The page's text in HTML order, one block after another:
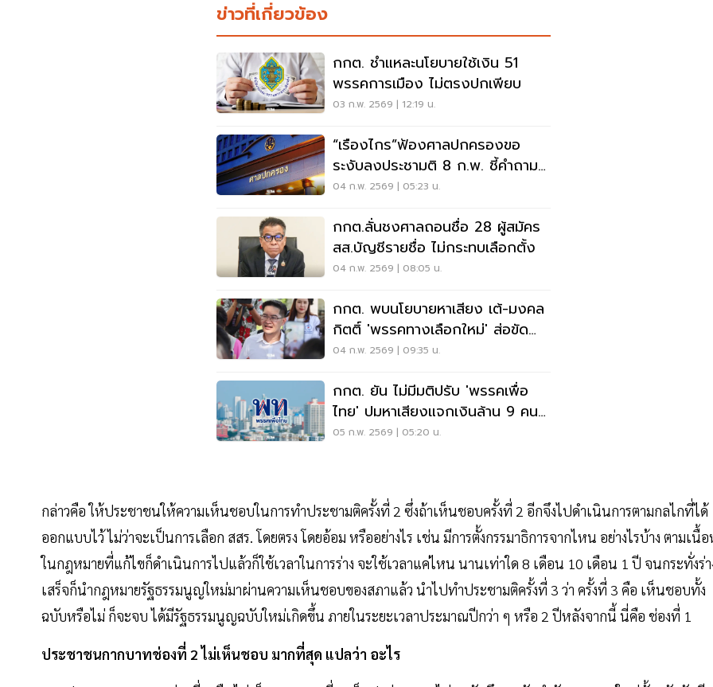
ข่าวที่เกี่ยวข้อง
กกต. ชำแหละนโยบายใช้เงิน 51
พรรคการเมือง ไม่ตรงปกเพียบ
03 ก.พ. 2569 | 12:19 น.
“เรืองไกร”ฟ้องศาลปกครองขอ
ระงับลงประชามติ 8 ก.พ. ชี้คำถาม
ไม่ชอบ
04 ก.พ. 2569 | 05:23 น.
กกต.ลั่นชงศาลถอนชื่อ 28 ผู้สมัคร
สส.บัญชีรายชื่อ ไม่กระทบเลือกตั้ง
04 ก.พ. 2569 | 08:05 น.
กกต. พบนโยบายหาเสียง เต้-มงคล
กิตติ์ 'พรรคทางเลือกใหม่' ส่อขัด
กม.เลือกตั้ง
04 ก.พ. 2569 | 09:35 น.
กกต. ยัน ไม่มีมติปรับ 'พรรคเพื่อ
ไทย' ปมหาเสียงแจกเงินล้าน 9 คน/
วัน
05 ก.พ. 2569 | 05:20 น.
กล่าวคือ ให้ประชาชนให้ความเห็นชอบในการทำประชามติครั้งที่ 2 ซึ่งถ้าเห็นชอบครั้งที่ 2 อีกจึงไปดำเนินการตามกลไกที่ได้
ออกแบบไว้ ไม่ว่าจะเป็นการเลือก สสร. โดยตรง โดยอ้อม หรืออย่างไร เช่น มีการตั้งกรรมาธิการจากไหน อย่างไรบ้าง ตามเนื้
ในกฎหมายที่แก้ไขก็ดำเนินการไปแล้วก็ใช้เวลาในการร่าง จะใช้เวลาแค่ไหน นานเท่าใด 8 เดือน 10 เดือน 1 ปี จนกระทั่งร่า
เสร็จก็นำกฎหมายรัฐธรรมนูญใหม่มาผ่านความเห็นชอบของสภาแล้ว นำไปทำประชามติครั้งที่ 3 ว่า ครั้งที่ 3 คือ เห็นชอบทั้ง
ฉบับหรือไม่ ก็จะจบ ได้มีรัฐธรรมนูญฉบับใหม่เกิดขึ้น ภายในระยะเวลาประมาณปีกว่า ๆ หรือ 2 ปีหลังจากนี้ นี่คือ ช่องที่ 1
ประชาชนกากบาทช่องที่ 2 ไม่เห็นชอบ มากที่สุด แปลว่า อะไร